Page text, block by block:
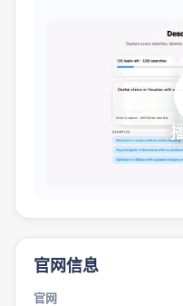
官网信息
官网